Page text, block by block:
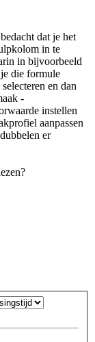
dat je het
in te
in bijvoorbeeld
die formule
en dan
-
instellen
aanpassen
er